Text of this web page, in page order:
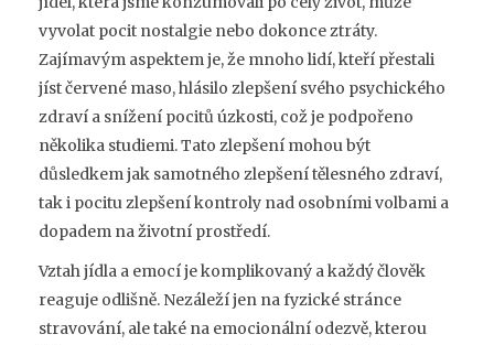
vyvolat pocit nostalgie nebo dokonce ztráty.
Zajímavým aspektem je, že mnoho lidí, kteří přestali
jíst červené maso, hlásilo zlepšení svého psychického
zdraví a snížení pocitů úzkosti, což je podpořeno
několika studiemi. Tato zlepšení mohou být
důsledkem jak samotného zlepšení tělesného zdraví,
tak i pocitu zlepšení kontroly nad osobními volbami a
dopadem na životní prostředí.
Vztah jídla a emocí je komplikovaný a každý člověk
reaguje odlišně. Nezáleží jen na fyzické stránce
stravování, ale také na emocionální odezvě, kterou